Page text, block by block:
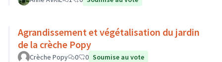
Agrandissement et végétalisation du jardin
de la crèche Popy
Crèche Popy 0 0 Soumise au vote